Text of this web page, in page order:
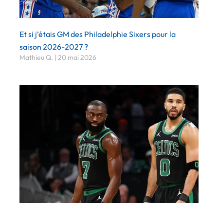
Et si j’étais GM des Philadelphie Sixers pour la
saison 2026-2027 ?
Mathieu Q. 20 mai 2026